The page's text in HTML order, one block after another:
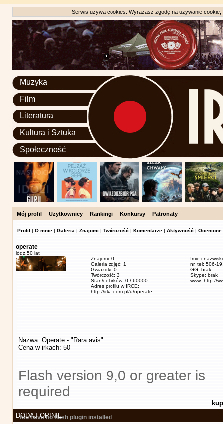
Serwis używa cookies. Wyrażasz zgodę na używanie
Muzyka
Film
Literatura
Kultura i Sztuka
Społeczność
Mój profil Użytkownicy Rankingi Konkursy Patronaty
Profil | O mnie | Galeria | Znajomi | Twórczość | Komentarze | Aktywność | Ocenione
operate
łódź, 50 lat
Znajomi: 0
Galeria zdjęć: 1
Gwiazdki: 0
Twórczość: 3
Stan/cel irków: 0 / 60000
Adres profilu w IRCE:
http://irka.com.pl/u/operate
Imię i
nr. tel: 506-
GG: brak
Skype: brak
www: http://
Nazwa: Operate - "Rara avis"
Cena w irkach: 50
Flash version 9,0 or greater is
required
You have no flash plugin installed
DODAJ OPINIĘ